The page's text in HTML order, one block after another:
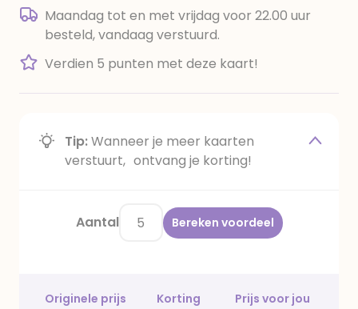
Maandag tot en met vrijdag voor 22.00 uur
besteld, vandaag verstuurd.
Verdien 5 punten met deze kaart!
Tip:Wanneer je meer kaarten
verstuurt, ontvang je korting!
Aantal Bereken voordeel
Originele prijs Korting
Prijs voor jou